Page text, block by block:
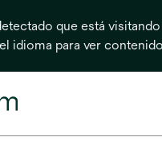
que está
idioma para ver